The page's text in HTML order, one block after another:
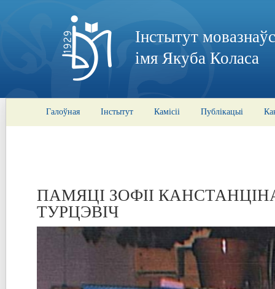
Інстытут
імя Якуба Коласа
Галоўная Інстытут Камісіі Публікацыі
ПАМЯЦІ ЗОФІІ
ТУРЦЭВІЧ